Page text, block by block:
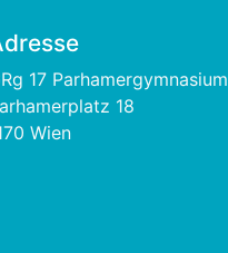
17 Parhamergymnasium
18
Wien